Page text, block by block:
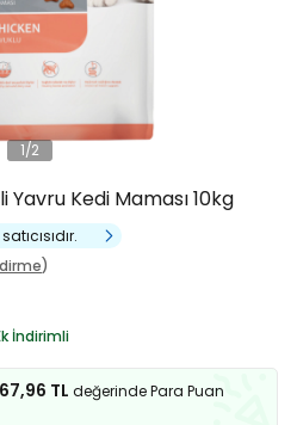
1/2
Yavru Kedi Maması 10kg
İndirimli
67,96 TL değerinde Para Puan